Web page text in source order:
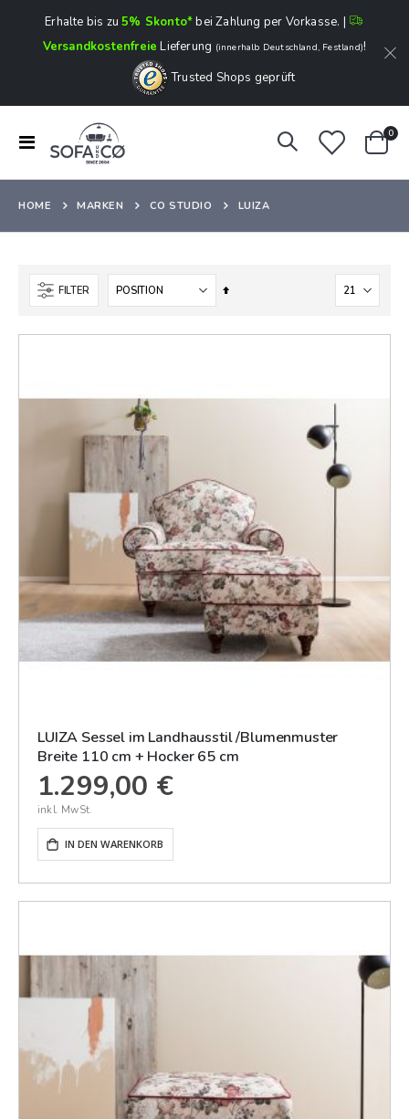
Erhalte bis zu5% Skonto*bei Zahlung per Vorkasse. |
Versandkostenfreie Lieferung (innerhalb Deutschland, Festland)!
Trusted Shops geprüft
Navigation
umschalten
0
HOME MARKEN CO STUDIO LUIZA
FILTER
In
Reihenfolge
LUIZA Sessel im Landhausstil /Blumenmuster
Breite 110 cm + Hocker 65 cm
1.299,00 €
IN DEN WARENKORB